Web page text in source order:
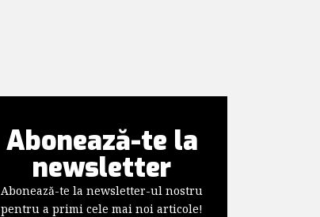
Abonează-te la
newsletter
Abonează-te la newsletter-ul nostru
pentru a primi cele mai noi articole!